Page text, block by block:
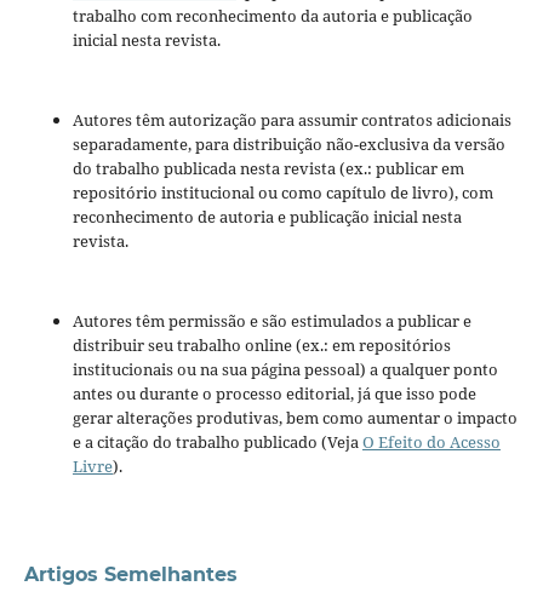
trabalho com reconhecimento da autoria e publicação
inicial nesta revista.
Autores têm autorização para assumir contratos adicionais
separadamente, para distribuição não-exclusiva da versão
do trabalho publicada nesta revista (ex.: publicar em
repositório institucional ou como capítulo de livro), com
reconhecimento de autoria e publicação inicial nesta
revista.
Autores têm permissão e são estimulados a publicar e
distribuir seu trabalho online (ex.: em repositórios
institucionais ou na sua página pessoal) a qualquer ponto
antes ou durante o processo editorial, já que isso pode
gerar alterações produtivas, bem como aumentar o impacto
e a citação do trabalho publicado (VejaO Efeito do Acesso
Livre).
Artigos Semelhantes